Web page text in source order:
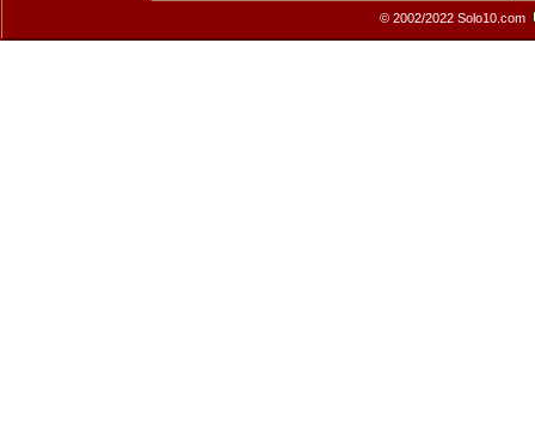
© 2002/2022 Solo10.com